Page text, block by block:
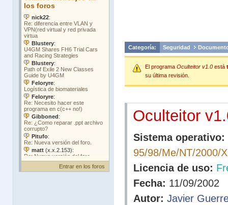
Entrar en los foros
Categoría: Seguridad
El programa Oculteitor v1.0 está
su última revisión.
Oculteitor
Sistema operativo:
95/98/Me/NT/2000/
Licencia de uso:
Fecha: 11/09/2002
Autor: Javier